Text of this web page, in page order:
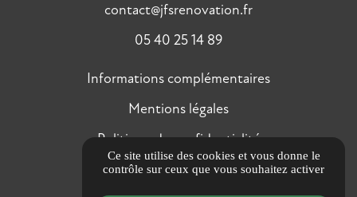
contact@jfsrenovation.fr
05 40 25 14 89
Informations complémentaires
Mentions légales
Politique de confidentialité
Gestion des cookies
Ce site utilise des cookies et vous donne le
contrôle sur ceux que vous souhaitez activer